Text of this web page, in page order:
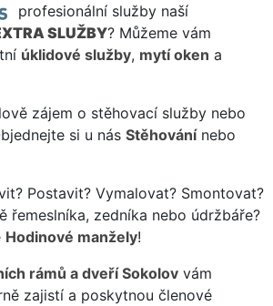
profesionální služby naší
SLUŽBY? Můžeme vám
úklidové služby, mytí oken a
zájem o stěhovací služby nebo
si u nás Stěhovánínebo
Postavit? Vymalovat? Smontovat?
řemeslníka, zedníka nebo údržbáře?
Hodinové manžely!
rámů a dveří Sokolov vám
zajistí a poskytnou členové